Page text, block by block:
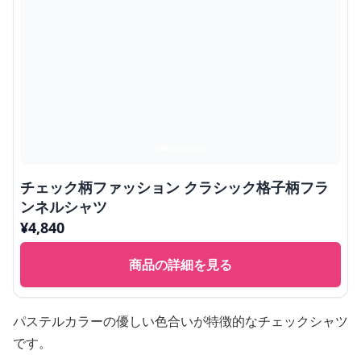
チェック柄ファッション クラシック格子柄フラ
ンネルシャツ
¥4,840
商品の詳細を見る
パステルカラーの優しい色合いが特徴的なチェックシャツ
です。